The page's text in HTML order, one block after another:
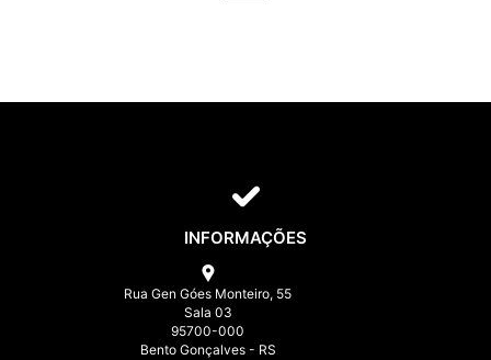
INFORMAÇÕES
Rua Gen Góes Monteiro, 55
Sala 03
95700-000
Bento Gonçalves - RS